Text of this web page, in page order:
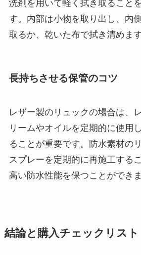
洗剤を用いて軽く拭き取ること
す。内部は小物を取り出し、内
取るか、乾いた布で拭き清めます
長持ちさせる保管のコツ
レザー製のリュックの場合は、
リームやオイルを定期的に使用
ることが重要です。防水素材の
スプレーを定期的に再施工する
高い防水性能を保つことができま
結論と購入チェックリスト